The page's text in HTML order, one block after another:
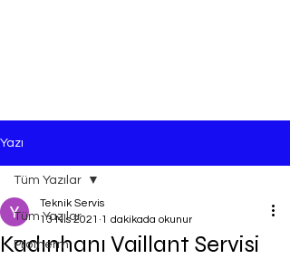
Yazı
Tüm Yazılar
Protherm
Tüm Yazılar
Kadınhanı Vaillant Servisi
Teknik Servis
13 Nis 2021 1 dakikada okunur